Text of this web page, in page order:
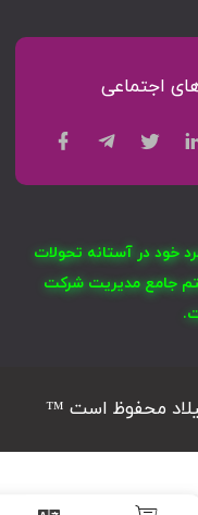
اجتماعی
خود در آستانه تحولات
جامع مدیریت شرکت
محفوظ است ™